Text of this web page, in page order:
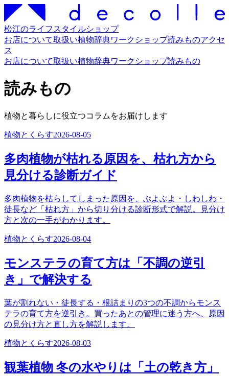
松江のライフスタイルショップ
お店について取扱い植物辞典ワークショップ読みものアクセ
ス
お店について取扱い植物辞典ワークショップ読みもの
読みもの
植物と暮らしに役立つコラムをお届けします
植物とくらす2026-08-05
多肉植物が枯れる原因を、枯れ方から
見分ける診断ガイド
多肉植物を枯らしてしまった原因を、ぶよぶよ・しわしわ・
徒長など「枯れ方」から切り分ける診断形式で解説。見分け
方と次の一手がわかります。
植物とくらす2026-08-04
モンステラの育て方は「不調の逆引
き」で解決する
葉が割れない・徒長する・根詰まりの3つの不調からモンス
テラの育て方を逆引き。買ったあとの管理に迷う方へ、原因
の見分け方と直し方を解説します。
植物とくらす2026-08-03
観葉植物 冬の水やりは「土の乾き方」